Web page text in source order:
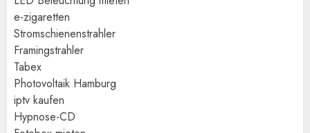
e-zigaretten
Stromschienenstrahler
Framingstrahler
Tabex
Photovoltaik Hamburg
iptv kaufen
Hypnose-CD